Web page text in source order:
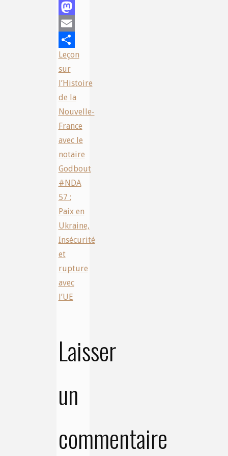
Facebook
Mastodon
Email
Share
Leçon
sur
l’Histoire
de la
Nouvelle-
France
avec le
notaire
Godbout
#NDA
57 :
Paix en
Ukraine,
Insécurité
et
rupture
avec
l’UE
Laisser
un
commentaire